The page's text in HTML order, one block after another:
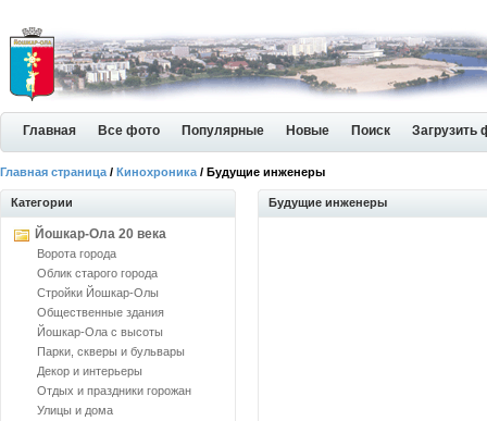
Главная Все фото Популярные Новые Поиск Загрузить
Главная страница / Кинохроника / Будущие инженеры
Категории
Йошкар-Ола 20 века
Ворота города
Облик старого города
Стройки Йошкар-Олы
Общественные здания
Йошкар-Ола с высоты
Парки, скверы и бульвары
Декор и интерьеры
Отдых и праздники горожан
Улицы и дома
Будущие инженеры